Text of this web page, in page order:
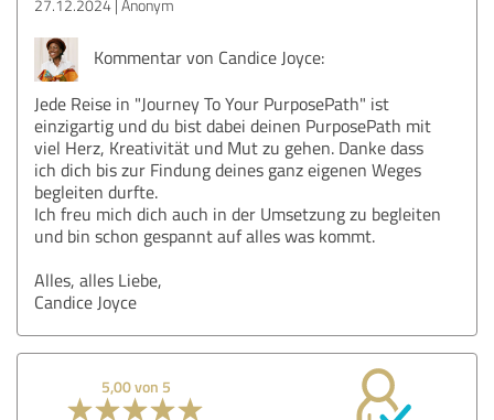
27.12.2024 Anonym
Kommentar von Candice Joyce:
Jede Reise in "Journey To Your PurposePath" ist
einzigartig und du bist dabei deinen PurposePath mit
viel Herz, Kreativität und Mut zu gehen. Danke dass
ich dich bis zur Findung deines ganz eigenen Weges
begleiten durfte.
Ich freu mich dich auch in der Umsetzung zu begleiten
und bin schon gespannt auf alles was kommt.
Alles, alles Liebe,
Candice Joyce
5,00 von 5